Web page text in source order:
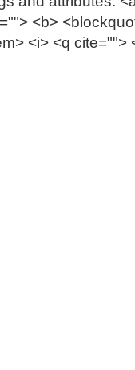
<b>
<i> <q cite="">